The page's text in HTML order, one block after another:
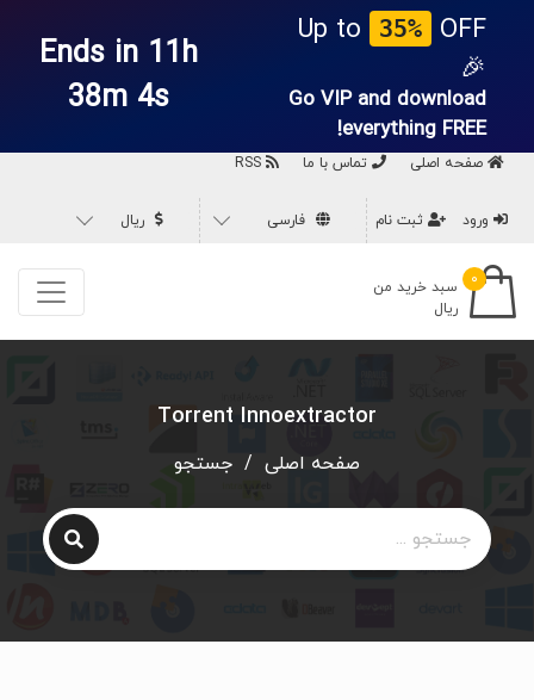
Up to 35%
OFF
🎉
Go VIP and download
everything FREE!
Ends in 11h
38m 3s
صفحه اصلی تماس با ما
ورود ثبت نام فارسی ریال
۰
سبد خرید من
ریال
Torrent Innoextractor
صفحه اصلی / جستجو